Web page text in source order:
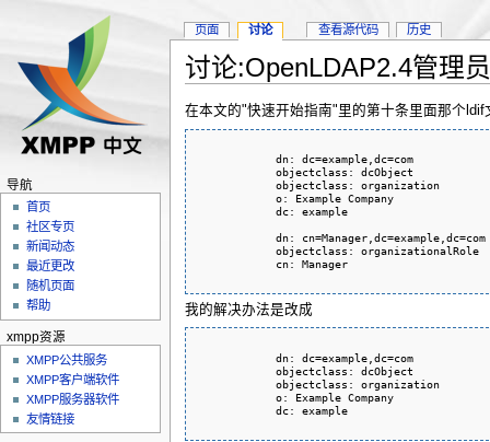
讨论:OpenLDAP2.4管理
在本文的"快速开始指南"里的第十条里面那个ldif
            dn: dc=example,dc=com
            objectclass: dcObject
            objectclass: organization
            o: Example Company
            dc: example
            dn: cn=Manager,dc=example,dc=com
            objectclass: organizationalRole
            cn: Manager
我的解决办法是改成
            dn: dc=example,dc=com
            objectclass: dcObject
            objectclass: organization
            o: Example Company
            dc: example
页面 讨论 查看源代码 历史
导航
首页
社区专页
新闻动态
最近更改
随机页面
帮助
xmpp资源
XMPP公共服务
XMPP客户端软件
XMPP服务器软件
友情链接